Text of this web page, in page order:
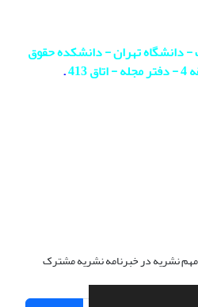
- دانشگاه تهران - دانشکده حقوق
.
مهم نشریه در خبرنامه نشریه مشترک